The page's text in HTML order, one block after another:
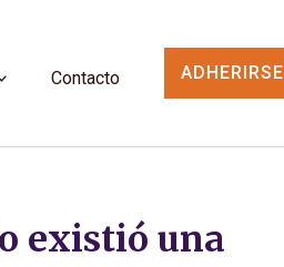
Contacto ADHERIRSE
existió una